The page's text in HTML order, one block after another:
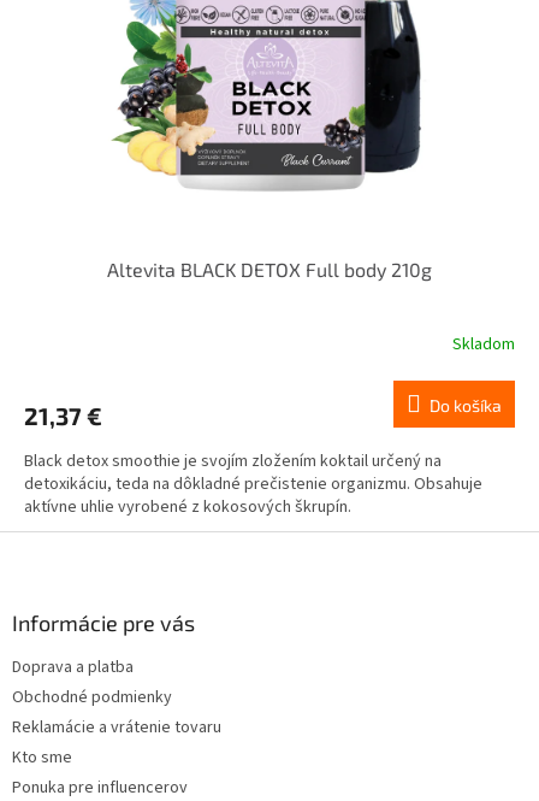
Altevita BLACK DETOX Full body 210g
Skladom
21,37 € Do košíka
Black detox smoothie je svojím zložením koktail určený na
detoxikáciu, teda na dôkladné prečistenie organizmu. Obsahuje
aktívne uhlie vyrobené z kokosových škrupín.
Informácie pre vás
Doprava a platba
Obchodné podmienky
Reklamácie a vrátenie tovaru
Kto sme
Ponuka pre influencerov